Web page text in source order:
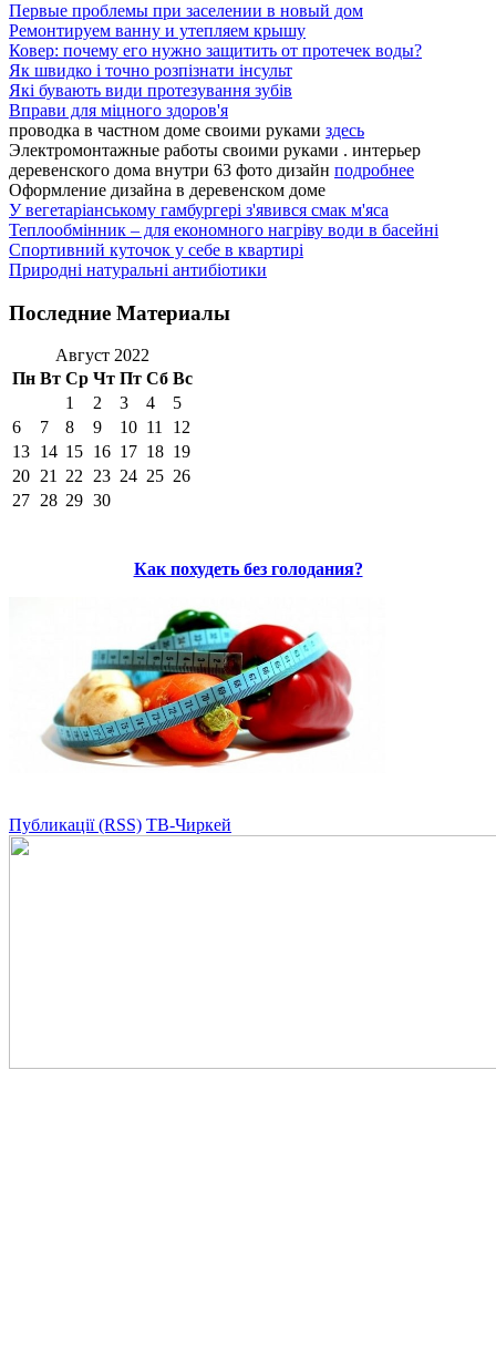
Первые проблемы при заселении в новый дом
Ремонтируем ванну и утепляем крышу
Ковер: почему его нужно защитить от протечек воды?
Як швидко і точно розпізнати інсульт
Які бувають види протезування зубів
Вправи для міцного здоров'я
проводка в частном доме своими руками здесь
Электромонтажные работы своими руками . интерьер
деревенского дома внутри 63 фото дизайн подробнее
Оформление дизайна в деревенском доме
У вегетаріанському гамбургері з'явився смак м'яса
Теплообмінник – для економного нагріву води в басейні
Спортивний куточок у себе в квартирі
Природні натуральні антибіотики
Последние Материалы
Август 2022
Пн Вт Ср Чт Пт Сб Вс
1
2 3 4
5
6
7 8 9 10 11
12
13 14 15 16 17 18 19
20 21 22 23 24 25 26
27 28 29 30
Как похудеть без голодания?
Публикації (RSS) ТВ-Чиркей